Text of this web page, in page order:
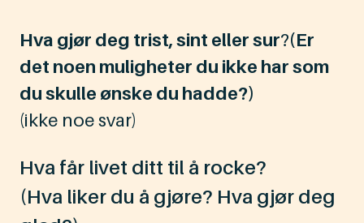
Hva gjør deg trist, sint eller sur?(Er
det noen muligheter du ikke har som
du skulle ønske du hadde?)
(ikke noe svar)
Hva får livet ditt til å rocke?
(Hva liker du å gjøre? Hva gjør deg